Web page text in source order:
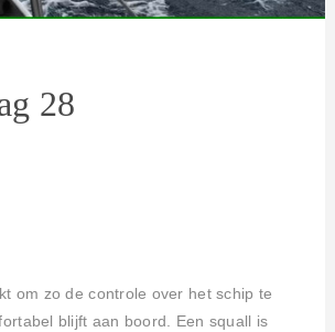
28
om zo de controle over het schip te
blijft aan boord. Een squall is